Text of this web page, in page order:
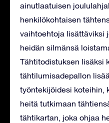
ainutlaatuisen
henkilökohtaisen
vaihtoehtoja lisättäviksi
heidän silmänsä
Tähtitodistuksen lisäksi
tähtilumisadepallon
työntekijöidesi koteihin,
heitä tutkimaan
tähtikartan, joka ohjaa